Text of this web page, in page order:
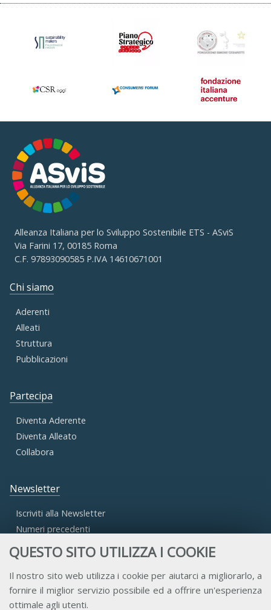
QUESTO SITO UTILIZZA I COOKIE
Il nostro sito web utilizza i cookie per aiutarci a migliorarlo, a
fornire il miglior servizio possibile ed a offrire un'esperienza
ottimale agli utenti.
Alleanza Italiana per lo Sviluppo Sostenibile ETS - ASviS
Via Farini 17, 00185 Roma
C.F. 97893090585 P.IVA 14610671001
Chi siamo
Aderenti
Alleati
Struttura
Pubblicazioni
Partecipa
Diventa Aderente
Diventa Alleato
Collabora
Newsletter
Iscriviti alla Newsletter
Numeri precedenti
Accesso Aderenti
Accesso Consulta